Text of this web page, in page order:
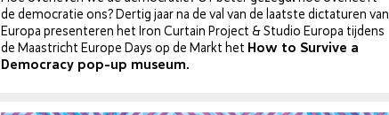
de de­mo­cra­tie ons? Dertig jaar na de val van de laatste dic­ta­tu­ren van
Europa pre­sen­te­ren het Iron Curtain Project & Studio Europa tijdens
de Maas­tricht Europe Days op de Markt het How to Survive a
Democracy pop-up museum.